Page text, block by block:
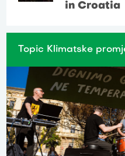
in Croatia
Topic Klimatske